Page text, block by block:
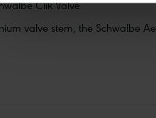
Clik Valve
valve stem, the Schwalbe